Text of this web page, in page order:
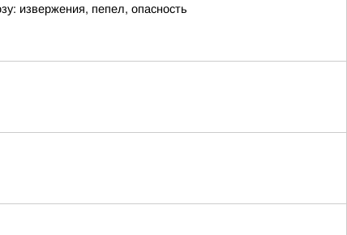
извержения, пепел, опасность